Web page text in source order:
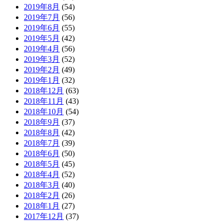
2019年8月 (54)
2019年7月 (56)
2019年6月 (55)
2019年5月 (42)
2019年4月 (56)
2019年3月 (52)
2019年2月 (49)
2019年1月 (32)
2018年12月 (63)
2018年11月 (43)
2018年10月 (54)
2018年9月 (37)
2018年8月 (42)
2018年7月 (39)
2018年6月 (50)
2018年5月 (45)
2018年4月 (52)
2018年3月 (40)
2018年2月 (26)
2018年1月 (27)
2017年12月 (37)